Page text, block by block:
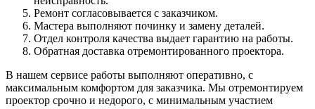
Ремонт согласовывается с заказчиком.
Мастера выполняют починку и замену деталей.
Отдел контроля качества выдает гарантию на работы.
Обратная доставка отремонтированного проектора.
В нашем сервисе работы выполняют оперативно, с
максимальным комфортом для заказчика. Мы отремонтируем
проектор срочно и недорого, с минимальным участием